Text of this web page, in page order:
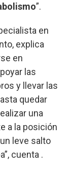
”.
en
explica
en
las
y llevar las
quedar
una
a la posición
leve salto
cuenta .